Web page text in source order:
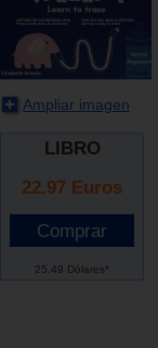
Ampliar imagen
LIBRO
22.97 Euros
25.49 Dólares*